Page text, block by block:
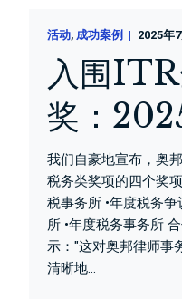
活动 成功案例 2025年
入围
奖：
我们自豪地宣布，奥
税务类奖项的四个奖
税事务所 •年度税务
所 •年度税务事务所
示："这对奥邦律师事
清晰地...